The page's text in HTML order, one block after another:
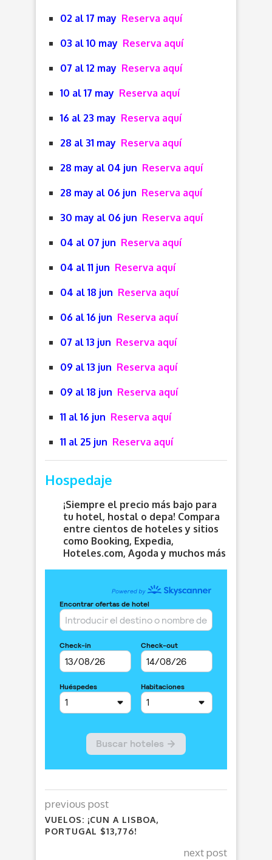
02 al 17 may Reserva aquí
03 al 10 may Reserva aquí
07 al 12 may Reserva aquí
10 al 17 may Reserva aquí
16 al 23 may Reserva aquí
28 al 31 may Reserva aquí
28 may al 04 jun Reserva aquí
28 may al 06 jun Reserva aquí
30 may al 06 jun Reserva aquí
04 al 07 jun Reserva aquí
04 al 11 jun Reserva aquí
04 al 18 jun Reserva aquí
06 al 16 jun Reserva aquí
07 al 13 jun Reserva aquí
09 al 13 jun Reserva aquí
09 al 18 jun Reserva aquí
11 al 16 jun Reserva aquí
11 al 25 jun Reserva aquí
Hospedaje
¡Siempre el precio más bajo para
tu hotel, hostal o depa! Compara
entre cientos de hoteles y sitios
como Booking, Expedia,
Hoteles.com, Agoda y muchos más
previous post
VUELOS: ¡CUN A LISBOA,
PORTUGAL $13,776!
next post